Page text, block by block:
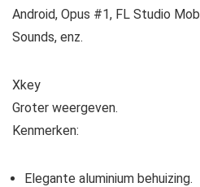
Android, Opus #1, FL Studio
Sounds, enz.
Xkey
Groter weergeven.
Kenmerken:
Elegante aluminium behuizing.